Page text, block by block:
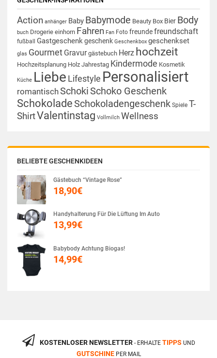
Action anhänger Baby Babymode Beauty Box Bier Body
buch Drogerie einhorn Fahren Fan Foto freundefreundschaft
fußball Gastgeschenkgeschenk Geschenkbox geschenkset
glas Gourmet Gravur gästebuch Herz hochzeit
Hochzeitsplanung Holz Jahrestag Kindermode Kosmetik
Küche Liebe Lifestyle Personalisiert
romantisch Schoki Schoko Geschenk
Schokolade Schokoladengeschenk Spiele T-
ShirtValentinstag Vollmilch Wellness
BELIEBTE GESCHENKIDEEN
Gästebuch “Vintage Rose”
18,90€
Handyhalterung Für Die Lüftung Im Auto
13,99€
Babybody Achtung Biogas!
14,99€
KOSTENLOSER NEWSLETTER- ERHALTE TIPPS UND
GUTSCHINEPER MAIL